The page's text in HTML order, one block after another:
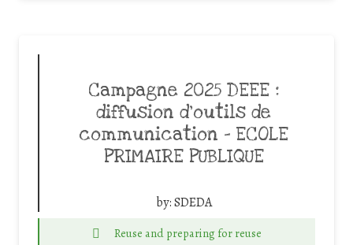
Campagne 2025 DEEE :
diffusion d’outils de
communication – ECOLE
PRIMAIRE PUBLIQUE
by:SDEDA
Reuse and preparing for reuse